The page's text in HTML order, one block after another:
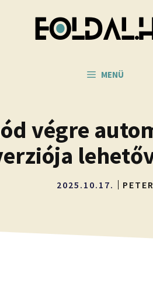
MENÜ
végre
2025.10.17. PETER